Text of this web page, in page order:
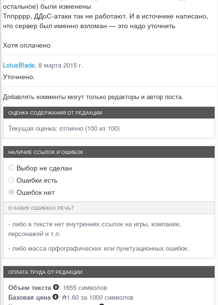
остальное) были изменены
Тппрррр, ДДоС-атаки так не работают. И в источнике написано,
что сервер был именно взломан — это надо уточнить
Хотя оплачено
LotusBlade, 8 марта 2015 г.
Уточнено.
Добавлять комменты могут только редакторы и автор поста.
ОЦЕНКА СОДЕРЖАНИЯ ОТ РЕДАКЦИИ
Текущая оценка: отлично (100 из 100)
НАЛИЧИЕ ССЫЛОК И ОШИБОК
Выбор не сделан
Ошибки есть
Ошибок нет
О КАКИХ ОШИБКАХ РЕЧЬ?
- либо в тексте нет внутренних ссылок на игры, компании,
персонажей и т.п.
- либо масса орфографических или пунктуационных ошибок.
ОПЛАТА ТРУДА ОТ РЕДАКЦИИ
Объем текста
: 1655 символов
Базовая цена
: ₳1.60 за 1000 символов